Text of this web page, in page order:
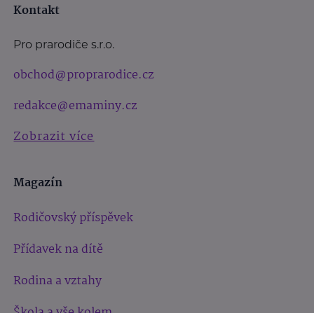
Kontakt
Pro prarodiče s.r.o.
obchod@proprarodice.cz
redakce@emaminy.cz
Zobrazit více
Magazín
Rodičovský příspěvek
Přídavek na dítě
Rodina a vztahy